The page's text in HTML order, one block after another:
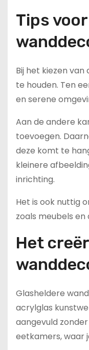
Tips
Bij het kiezen
te houden. Ten
en serene
Aan de andere
toevoegen.
deze komt te
kleinere
inrichting.
Het is ook nuttig
zoals meubels
Het
Glasheldere
acrylglas
aangevuld
eetkamers, waar